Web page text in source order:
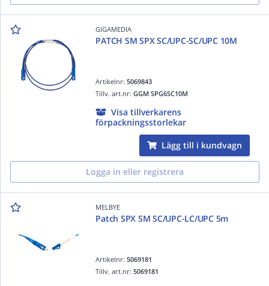
GIGAMEDIA
PATCH SM SPX SC/UPC-SC/UPC 10M
Artikelnr:5069843
Tillv. art.nr:GGM SPG6SC10M
Visa tillverkarens
förpackningsstorlekar
Lägg till i kundvagn
Logga in eller registrera
MELBYE
Patch SPX SM SC/UPC-LC/UPC 5m
Artikelnr:5069181
Tillv. art.nr:5069181